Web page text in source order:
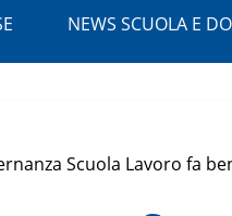
NEWS SCUOLA E
Scuola Lavoro fa